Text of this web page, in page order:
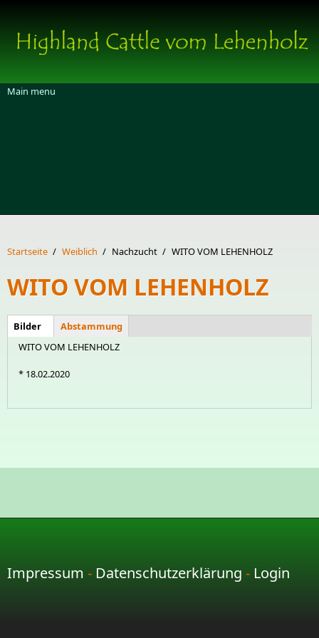
Main menu
Startseite / Weiblich / Nachzucht / WITO VOM LEHENHOLZ
WITO VOM LEHENHOLZ
Tier
Tier
Bilder(aktiver
Reiter)
Abstammung
WITO VOM LEHENHOLZ
* 18.02.2020
Impressum - Datenschutzerklärung - Login